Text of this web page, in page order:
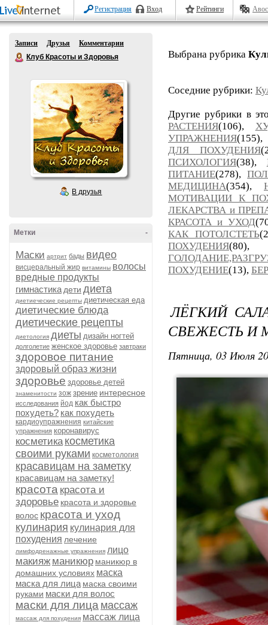
Регистрация Вход Рейтинги
Записи Друзья
Комментарии
Клуб Красоты и Здоровья
В друзья
-
Метки
Маски артрит бады видео
висцеральный жир витамины волосы
вредные продукты
гимнастика дети диета
диетиеческие рецепты диетическая еда
диетические блюда
диетические рецепты
диетология диеты дизайн ногтей
долголетие женское здоровье завтраки
здоровое питание
здоровый образ жизни
здоровье здоровье детей
знаменитости зож зрение интересное
исследования йод как быстро
похудеть? как похудеть
кардиоупражнения китайские
упражнения коронавирус
косметика косметика
своими руками косметология
красавицам на заметку
красавицам на заметку!
красота красота и
здоровье красота и здоровье
волос красота и уход
кулинария кулинария для
похудения лечение
лимфодренажные упражнения лицо
макияж маникюр маникюр в
домашних условиях маска
маска для лица маска своими
руками маски для волос
маски для лица массаж
массаж для похудения массаж лица
Выбрана рубрика
Соседние рубрики:
Другие рубрики в
РАСТЕНИЯ(106),
УПРАЖНЕНИЯ(155),
ДЛЯ ПОХУДЕНИЯ
ПСИХОЛОГИЯ(38),
ПИТАНИЕ(278),
МЕДИЦИНА(354),
МОТИВАЦИИ К
ЛЕКАРСТВА и
КРАСОТА и УХОД
КАК ПОТОЛСТЕТЬ
ПОХУДЕНИЯ
ПОХУДЕНИЕ(13),
ЛЁГКИЙ
СВЕЖЕСТЬ И
Пятница, 03 Июля